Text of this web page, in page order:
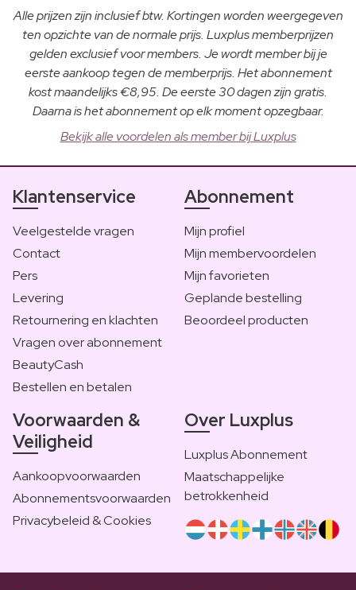
Alle prijzen zijn inclusief btw. Kortingen worden weergegeven
ten opzichte van de normale prijs. Luxplus memberprijzen
gelden exclusief voor members. Je wordt member bij je
eerste aankoop tegen de memberprijs. Het abonnement
kost maandelijks €8,95. De eerste 30 dagen zijn gratis.
Daarna is het abonnement op elk moment opzegbaar.
Bekijk alle voordelen als member bij Luxplus
Klantenservice
Veelgestelde vragen
Contact
Pers
Levering
Retournering en klachten
Vragen over abonnement
BeautyCash
Bestellen en betalen
Abonnement
Mijn profiel
Mijn membervoordelen
Mijn favorieten
Geplande bestelling
Beoordeel producten
Voorwaarden &
Veiligheid
Aankoopvoorwaarden
Abonnementsvoorwaarden
Privacybeleid & Cookies
Over Luxplus
Luxplus Abonnement
Maatschappelijke
betrokkenheid